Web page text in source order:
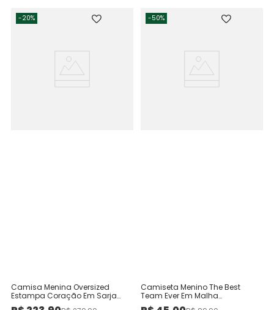
-20%
Camisa Menina Oversized
Estampa Coração Em Sarja
100% Algodão - Carinhoso
-50%
Camiseta Menino The Best
Team Ever Em Malha
Texturizada Listrada -